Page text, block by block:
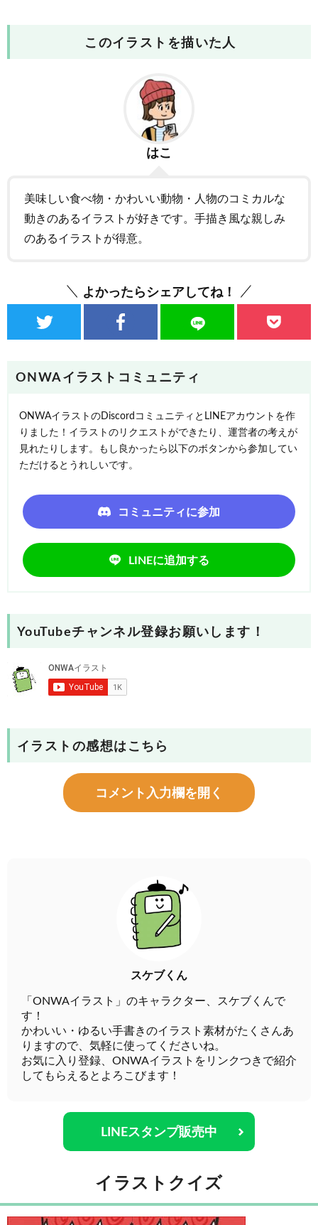
このイラストを描いた人
はこ
美味しい食べ物・かわいい動物・人物のコミカルな
動きのあるイラストが好きです。手描き風な親しみ
のあるイラストが得意。
よかったらシェアしてね！
ONWAイラストコミュニティ
ONWAイラストのDiscordコミュニティとLINEアカウントを作
りました！イラストのリクエストができたり、運営者の考えが
見れたりします。もし良かったら以下のボタンから参加してい
ただけるとうれしいです。
コミュニティに参加
LINEに追加する
YouTubeチャンネル登録お願いします！
イラストの感想はこちら
コメント入力欄を開く
スケブくん
「ONWAイラスト」のキャラクター、スケブくんで
す！
かわいい・ゆるい手書きのイラスト素材がたくさんあ
りますので、気軽に使ってくださいね。
お気に入り登録、ONWAイラストをリンクつきで紹介
してもらえるとよろこびます！
LINEスタンプ販売中
イラストクイズ